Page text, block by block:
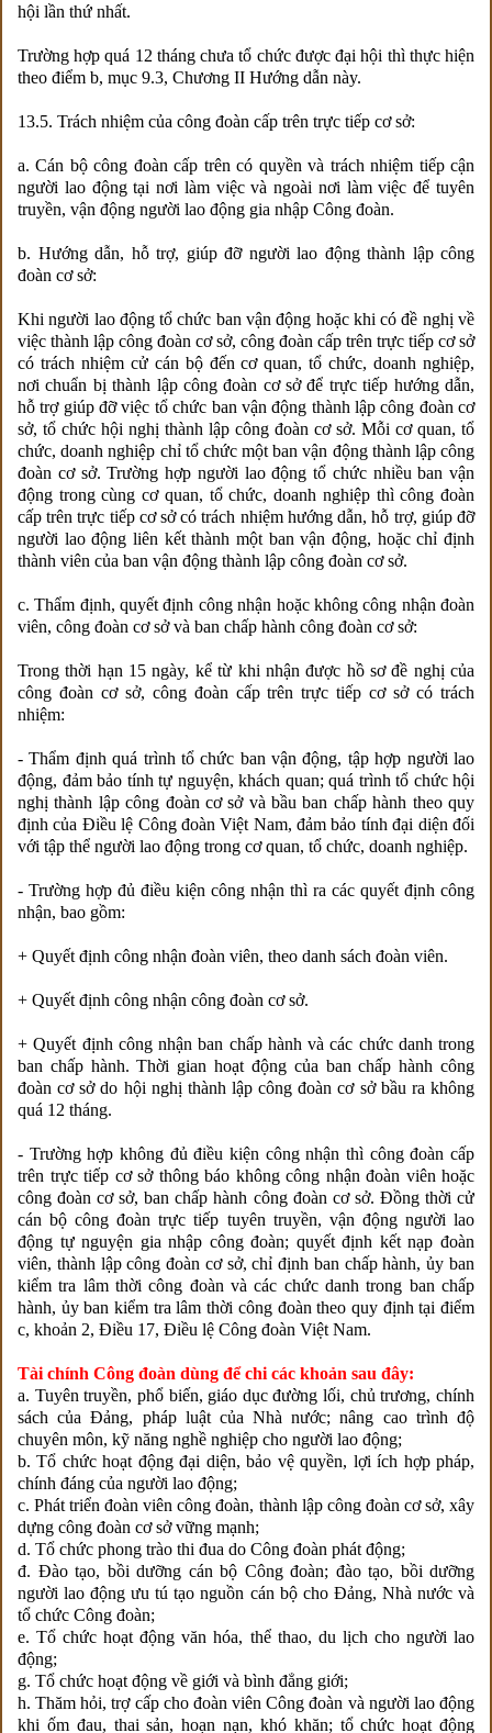
hội lần thứ nhất.
Trường hợp quá 12 tháng chưa tổ chức được đại hội thì thực hiện
theo điểm b, mục 9.3, Chương II Hướng dẫn này.
13.5. Trách nhiệm của công đoàn cấp trên trực tiếp cơ sở:
a. Cán bộ công đoàn cấp trên có quyền và trách nhiệm tiếp cận
người lao động tại nơi làm việc và ngoài nơi làm việc để tuyên
truyền, vận động người lao động gia nhập Công đoàn.
b. Hướng dẫn, hỗ trợ, giúp đỡ người lao động thành lập công
đoàn cơ sở:
Khi người lao động tổ chức ban vận động hoặc khi có đề nghị về
việc thành lập công đoàn cơ sở, công đoàn cấp trên trực tiếp cơ sở
có trách nhiệm cử cán bộ đến cơ quan, tổ chức, doanh nghiệp,
nơi chuẩn bị thành lập công đoàn cơ sở để trực tiếp hướng dẫn,
hỗ trợ giúp đỡ việc tổ chức ban vận động thành lập công đoàn cơ
sở, tổ chức hội nghị thành lập công đoàn cơ sở. Mỗi cơ quan, tổ
chức, doanh nghiệp chỉ tổ chức một ban vận động thành lập công
đoàn cơ sở. Trường hợp người lao động tổ chức nhiều ban vận
động trong cùng cơ quan, tổ chức, doanh nghiệp thì công đoàn
cấp trên trực tiếp cơ sở có trách nhiệm hướng dẫn, hỗ trợ, giúp đỡ
người lao động liên kết thành một ban vận động, hoặc chỉ định
thành viên của ban vận động thành lập công đoàn cơ sở.
c. Thẩm định, quyết định công nhận hoặc không công nhận đoàn
viên, công đoàn cơ sở và ban chấp hành công đoàn cơ sở:
Trong thời hạn 15 ngày, kể từ khi nhận được hồ sơ đề nghị của
công đoàn cơ sở, công đoàn cấp trên trực tiếp cơ sở có trách
nhiệm:
- Thẩm định quá trình tổ chức ban vận động, tập hợp người lao
động, đảm bảo tính tự nguyện, khách quan; quá trình tổ chức hội
nghị thành lập công đoàn cơ sở và bầu ban chấp hành theo quy
định của Điều lệ Công đoàn Việt Nam, đảm bảo tính đại diện đối
với tập thể người lao động trong cơ quan, tổ chức, doanh nghiệp.
- Trường hợp đủ điều kiện công nhận thì ra các quyết định công
nhận, bao gồm:
+ Quyết định công nhận đoàn viên, theo danh sách đoàn viên.
+ Quyết định công nhận công đoàn cơ sở.
+ Quyết định công nhận ban chấp hành và các chức danh trong
ban chấp hành. Thời gian hoạt động của ban chấp hành công
đoàn cơ sở do hội nghị thành lập công đoàn cơ sở bầu ra không
quá 12 tháng.
- Trường hợp không đủ điều kiện công nhận thì công đoàn cấp
trên trực tiếp cơ sở thông báo không công nhận đoàn viên hoặc
công đoàn cơ sở, ban chấp hành công đoàn cơ sở. Đồng thời cử
cán bộ công đoàn trực tiếp tuyên truyền, vận động người lao
động tự nguyện gia nhập công đoàn; quyết định kết nạp đoàn
viên, thành lập công đoàn cơ sở, chỉ định ban chấp hành, ủy ban
kiểm tra lâm thời công đoàn và các chức danh trong ban chấp
hành, ủy ban kiểm tra lâm thời công đoàn theo quy định tại điểm
c, khoản 2, Điều 17, Điều lệ Công đoàn Việt Nam.
Tài chính Công đoàn dùng để chi các khoản sau đây:
a. Tuyên truyền, phổ biến, giáo dục đường lối, chủ trương, chính
sách của Đảng, pháp luật của Nhà nước; nâng cao trình độ
chuyên môn, kỹ năng nghề nghiệp cho người lao động;
b. Tổ chức hoạt động đại diện, bảo vệ quyền, lợi ích hợp pháp,
chính đáng của người lao động;
c. Phát triển đoàn viên công đoàn, thành lập công đoàn cơ sở, xây
dựng công đoàn cơ sở vững mạnh;
d. Tổ chức phong trào thi đua do Công đoàn phát động;
đ. Đào tạo, bồi dưỡng cán bộ Công đoàn; đào tạo, bồi dưỡng
người lao động ưu tú tạo nguồn cán bộ cho Đảng, Nhà nước và
tổ chức Công đoàn;
e. Tổ chức hoạt động văn hóa, thể thao, du lịch cho người lao
động;
g. Tổ chức hoạt động về giới và bình đẳng giới;
h. Thăm hỏi, trợ cấp cho đoàn viên Công đoàn và người lao động
khi ốm đau, thai sản, hoạn nạn, khó khăn; tổ chức hoạt động